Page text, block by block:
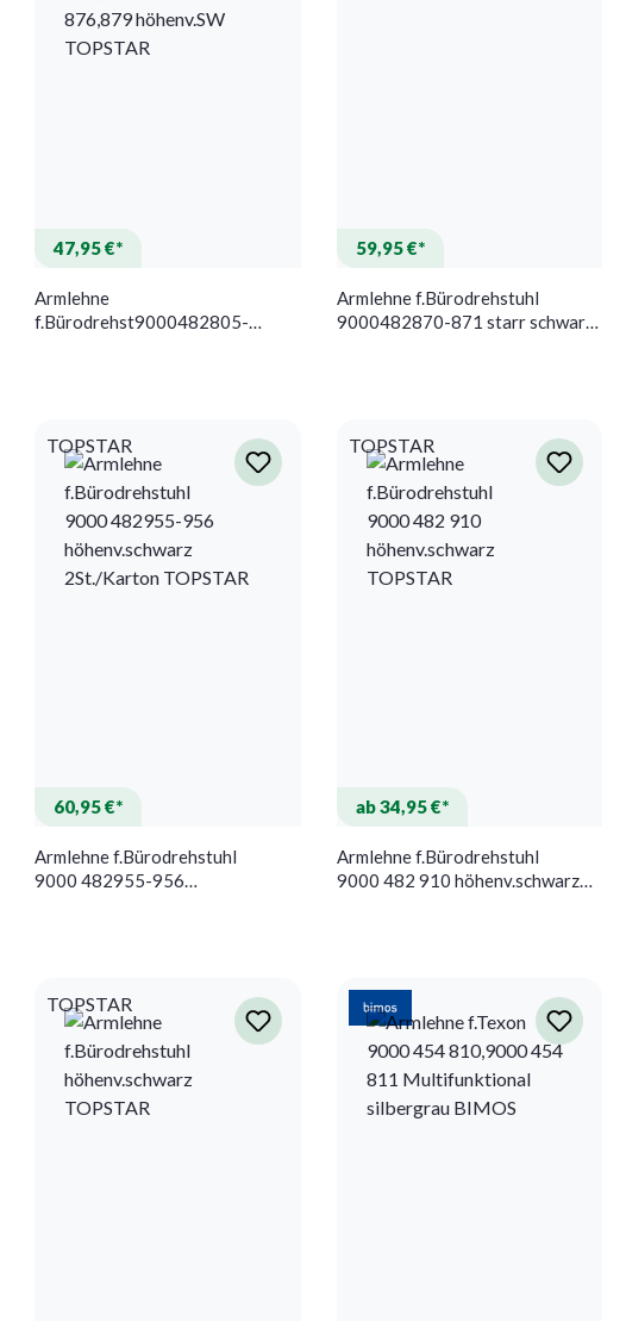
47,95 €*
Armlehne
f.Bürodrehst9000482805-
59,95 €*
Armlehne f.Bürodrehstuhl
9000482870-871 starr schwarz
TOPSTAR
60,95 €*
Armlehne f.Bürodrehstuhl
9000 482955-956
TOPSTAR
ab 34,95 €*
Armlehne f.Bürodrehstuhl
9000 482 910 höhenv.schwarz
TOPSTAR